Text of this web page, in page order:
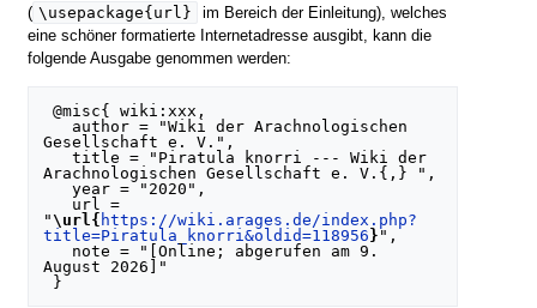
( \usepackage{url}
im Bereich der Einleitung), welches
eine schöner formatierte Internetadresse ausgibt, kann die
folgende Ausgabe genommen werden:
@misc{ wiki:xxx,
Gesellschaft e. V.",
   title = "Piratula knorri --- Wiki der
Arachnologischen Gesellschaft e. V.{,} ",
   year = "2020",
"\url{ https://wiki.arages.de/index.php?
title=Piratula_knorri&oldid=118956 } ",
August 2026]"